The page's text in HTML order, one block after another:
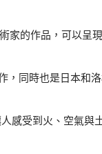
家的作品，可以呈
，同時也是日本和
感受到火、空氣與